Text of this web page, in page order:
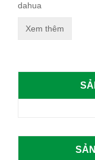
dahua
Xem thêm